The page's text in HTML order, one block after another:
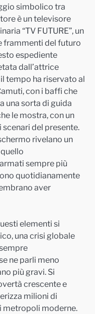
simbolico tra
è un televisore
“TV FUTURE”, un
frammenti del futuro
espediente
dall’attrice
tempo ha riservato al
con i baffi che
una sorta di guida
le mostra, con un
del presente.
rivelano un
sempre più
quotidianamente
aver
elementi si
una crisi globale
ne parli meno
più gravi. Si
crescente e
milioni di
metropoli moderne.